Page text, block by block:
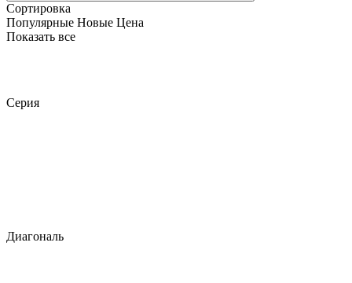
Сортировка
Популярные Новые Цена
Показать все
Серия
Диагональ